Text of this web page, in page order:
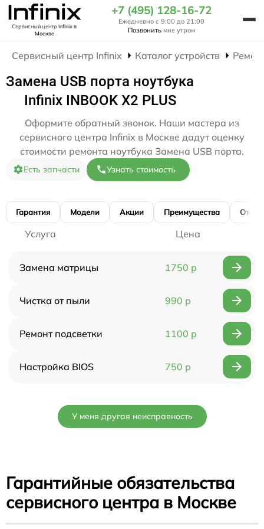
Сервисный центр Infinixв
Москве
+7 (495) 128-16-72
Ежедневно с 9:00 до 21:00
Позвонить мне утром
Сервисный центр Infinix Каталог устройств
Замена USB порта ноутбука
Infinix INBOOK X2 PLUS
Оформите обратный звонок. Наши мастера из
сервисного центра Infinix в Москве дадут оценку
стоимости ремонта ноутбука Замена USB порта.
Есть запчасти Узнать стоимость
Гарантия Модели Акции Преимущества
Услуга Цена
Замена матрицы 1750 р
Чистка от пыли 990 р
Ремонт подсветки 1100 р
Настройка BIOS 750 р
У меня другая неисправность
Гарантийные обязательства
сервисного центра в Москве